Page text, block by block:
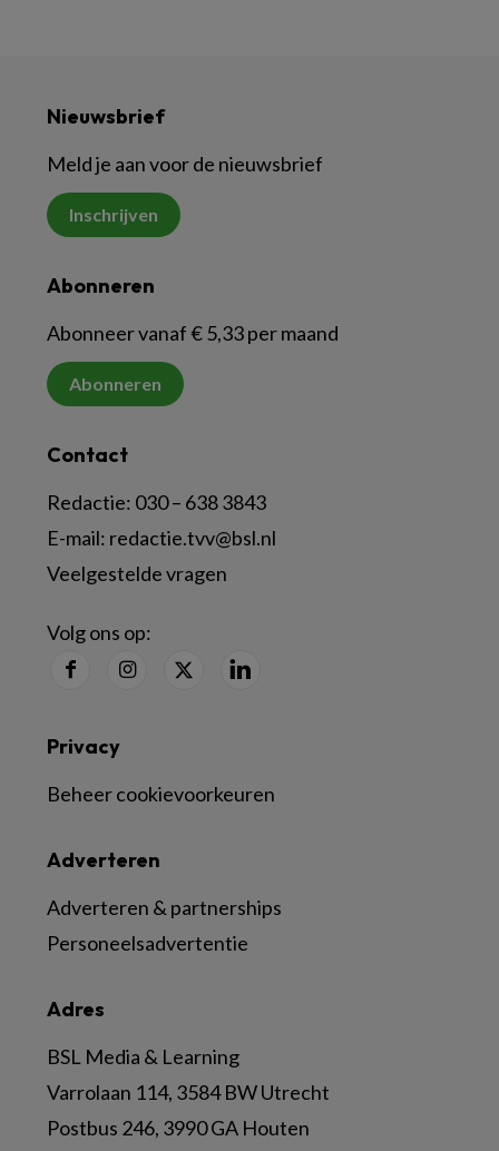
Nieuwsbrief
Meld je aan voor de nieuwsbrief
Inschrijven
Abonneren
Abonneer vanaf € 5,33 per maand
Abonneren
Contact
Redactie: 030 – 638 3843
E-mail: redactie.tvv@bsl.nl
Veelgestelde vragen
Volg ons op:
Adres
BSL Media & Learning
Varrolaan 114, 3584 BW Utrecht
Postbus 246, 3990 GA Houten
Adverteren
Adverteren & partnerships
Personeelsadvertentie
Privacy
Beheer cookievoorkeuren